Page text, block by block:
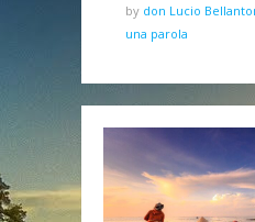
by don Lucio
una parola